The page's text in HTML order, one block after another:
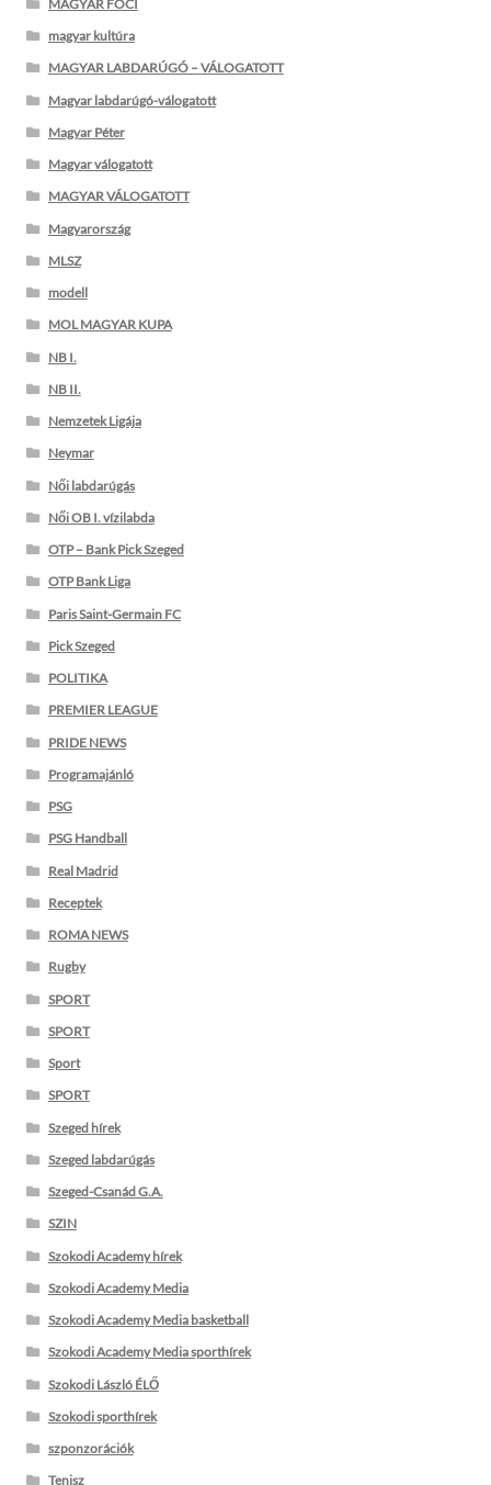
MAGYAR FOCI
magyar kultúra
MAGYAR LABDARÚGÓ – VÁLOGATOTT
Magyar labdarúgó-válogatott
Magyar Péter
Magyar válogatott
MAGYAR VÁLOGATOTT
Magyarország
MLSZ
modell
MOL MAGYAR KUPA
NB I.
NB II.
Nemzetek Ligája
Neymar
Női labdarúgás
Női OB I. vízilabda
OTP – Bank Pick Szeged
OTP Bank Liga
Paris Saint-Germain FC
Pick Szeged
POLITIKA
PREMIER LEAGUE
PRIDE NEWS
Programajánló
PSG
PSG Handball
Real Madrid
Receptek
ROMA NEWS
Rugby
SPORT
SPORT
Sport
SPORT
Szeged hírek
Szeged labdarúgás
Szeged-Csanád G.A.
SZIN
Szokodi Academy hírek
Szokodi Academy Media
Szokodi Academy Media basketball
Szokodi Academy Media sporthírek
Szokodi László ÉLŐ
Szokodi sporthírek
szponzorációk
Tenisz